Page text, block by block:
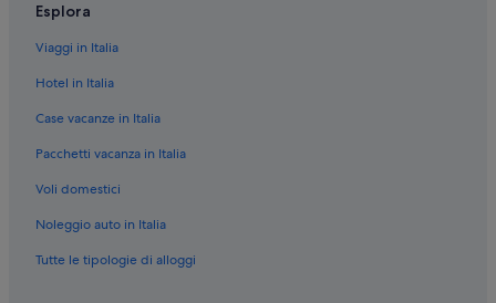
El Prat de Llobregat: Axel Hotels
El Prat de Llobregat: hotel Silken
El Prat de Llobregat: hotel Bonavista Apartments
Esplora
Viaggi in Italia
Hotel in Italia
Case vacanze in Italia
Pacchetti vacanza in Italia
Voli domestici
Noleggio auto in Italia
Tutte le tipologie di alloggi